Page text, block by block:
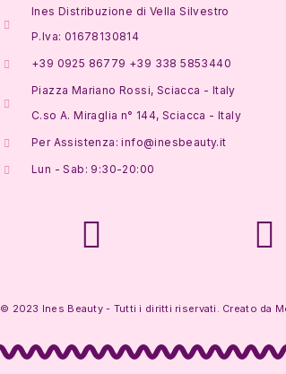
Ines Distribuzione di Vella Silvestro
P.Iva: 01678130814
+39 0925 86779 +39 338 5853440
Piazza Mariano Rossi, Sciacca - Italy
C.so A. Miraglia n° 144, Sciacca - Italy
Per Assistenza: info@inesbeauty.it
Lun - Sab: 9:30-20:00
© 2023 Ines Beauty - Tutti i diritti riservati. Creato da